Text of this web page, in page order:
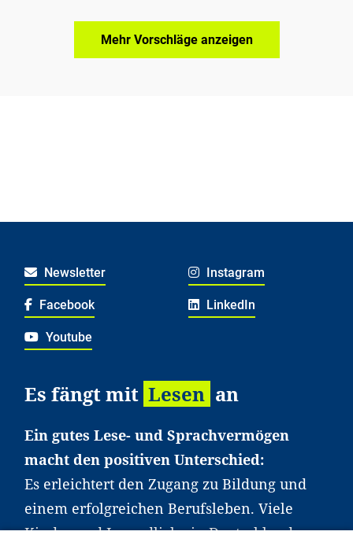
Mehr Vorschläge anzeigen
Newsletter Instagram
Facebook LinkedIn
Youtube
Es fängt mit Lesen an
Ein gutes Lese- und Sprachvermögen
macht den positiven Unterschied:
Es erleichtert den Zugang zu Bildung und
einem erfolgreichen Berufsleben. Viele